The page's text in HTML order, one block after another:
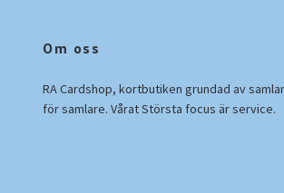
Om oss
RA Cardshop, kortbutiken grundad av
för samlare. Vårat Största focus är service.